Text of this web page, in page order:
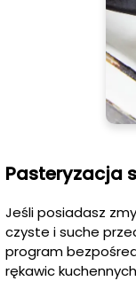
Pasteryzacja
Jeśli posiadasz
czyste i suche
program
rękawic